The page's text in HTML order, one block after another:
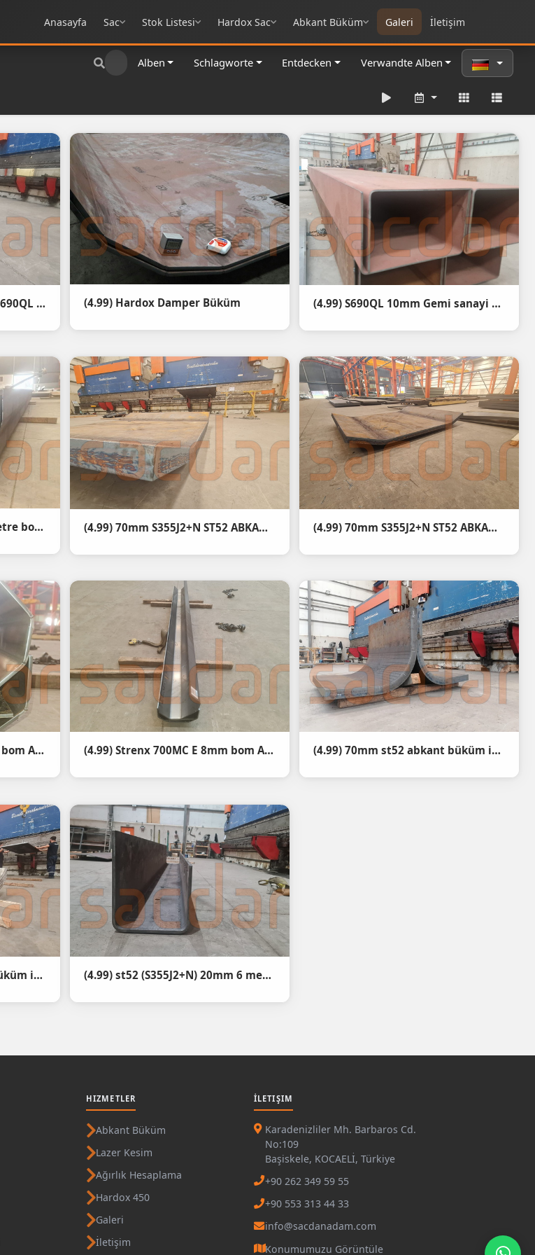
Anasayfa Sac Stok Listesi Hardox Sac Abkant Büküm Galeri İletişim
Alben Schlagworte Entdecken Verwandte Alben
(4.99) 20mm Strenx 700E - S690QL Abkant Büküm (4.99) Hardox Damper Büküm (4.99) S690QL 10mm Gemi sanayi Bom bükümü boy 10.800mm
(4.99) Srenx960 4mm 8.5 Metre bom - Abkant Büküm (4.99) 70mm S355J2+N ST52 ABKANT BÜKÜM (4.99) 70mm S355J2+N ST52 ABKANT BÜKÜM
(4.99) Strenx 700MC E 8mm bom Abkant büküm (4.99) Strenx 700MC E 8mm bom Abkant büküm1 (4.99) 70mm st52 abkant büküm işlemimiz
(4.99) 45mm st52 Abkant büküm işlemimiz (4.99) st52 (S355J2+N) 20mm 6 metre boyunda Abkant büküm
HIZMETLER
Abkant Büküm
Lazer Kesim
Ağırlık Hesaplama
Hardox 450
Galeri
İletişim
İLETIŞIM
Karadenizliler Mh. Barbaros Cd.
No:109
Başiskele, KOCAELİ, Türkiye
+90 262 349 59 55
+90 553 313 44 33
info@sacdanadam.com
Konumumuzu Görüntüle